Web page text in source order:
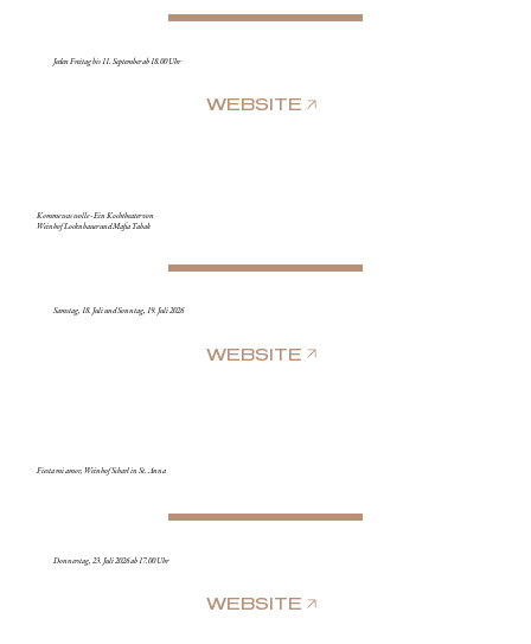
Jeden Freitag bis 11. September ab 18.00 Uhr
WEBSITE
Komme was wolle - Ein Kochtheater von
Weinhof Locknbauer und Mafia Tabak
Samstag, 18. Juli und Sonntag, 19. Juli 2026
WEBSITE
Fiesta mi amor, Weinhof Scharl in St. Anna
Donnerstag, 23. Juli 2026 ab 17.00 Uhr
WEBSITE